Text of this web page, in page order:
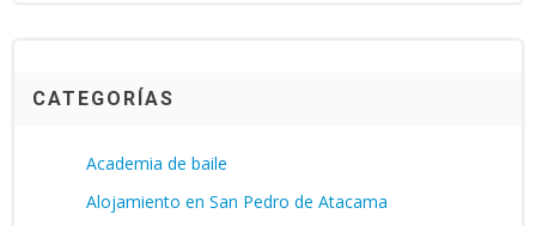
CATEGORÍAS
Academia de baile
Alojamiento en San Pedro de Atacama